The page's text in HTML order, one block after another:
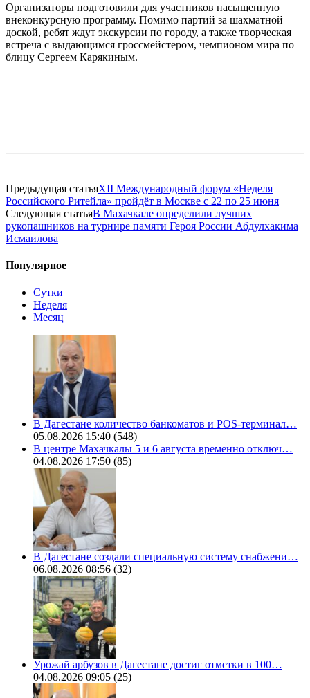
Организаторы подготовили для участников насыщенную
внеконкурсную программу. Помимо партий за шахматной
доской, ребят ждут экскурсии по городу, а также творческая
встреча с выдающимся гроссмейстером, чемпионом мира по
блицу Сергеем Карякиным.
Предыдущая статьяXII Международный форум «Неделя
Российского Ритейла» пройдёт в Москве с 22 по 25 июня
Следующая статьяВ Махачкале определили лучших
рукопашников на турнире памяти Героя России Абдулхакима
Исмаилова
Популярное
Сутки
Неделя
Месяц
В Дагестане количество банкоматов и POS-терминал…
05.08.2026 15:40 (548)
В центре Махачкалы 5 и 6 августа временно отключ…
04.08.2026 17:50 (85)
В Дагестане создали специальную систему снабжени…
06.08.2026 08:56 (32)
Урожай арбузов в Дагестане достиг отметки в 100…
04.08.2026 09:05 (25)